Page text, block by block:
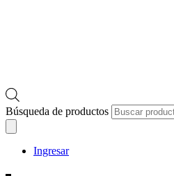
Búsqueda de productos
Ingresar